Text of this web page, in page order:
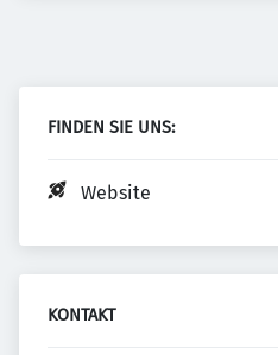
FINDEN SIE UNS:
Website
KONTAKT